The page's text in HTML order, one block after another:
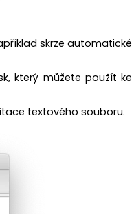
skrze automatické
který můžete použít ke
textového souboru.